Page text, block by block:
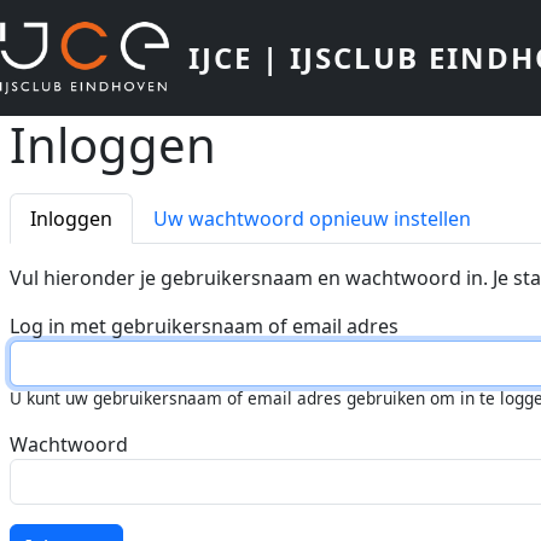
IJCE | IJSCLUB
Inloggen
Primaire tabs
Inloggen Uw wachtwoord opnieuw instellen
Vul hieronder je gebruikersnaam en wachtwoord in. Je
Log in met gebruikersnaam of email adres
U kunt uw gebruikersnaam of email adres gebruiken om in te
Wachtwoord